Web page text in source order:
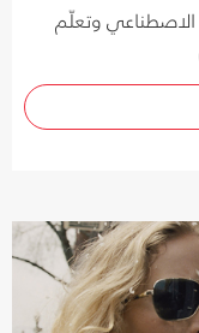
الاصطناعي وتعلّم